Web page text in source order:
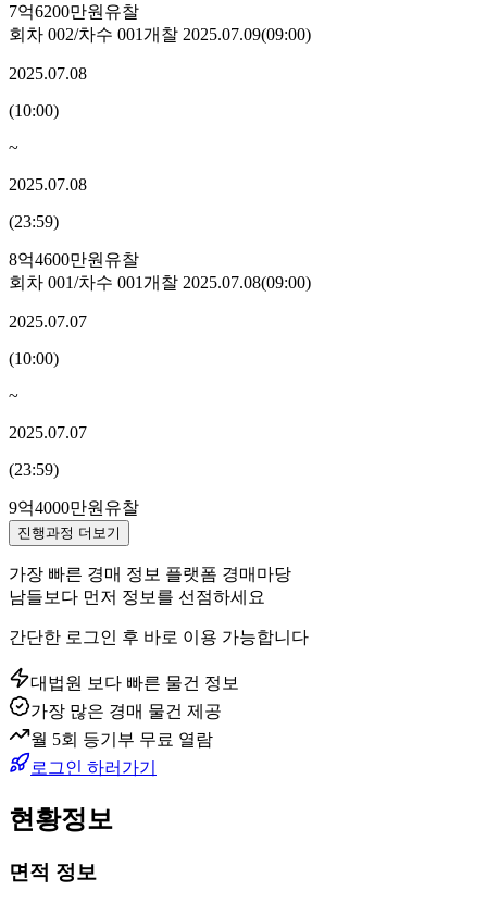
7억6200만원 유찰
회차 002/차수 001개찰 2025.07.09(09:00)
2025.07.08
(10:00)
~
2025.07.08
(23:59)
8억4600만원 유찰
회차 001/차수 001개찰 2025.07.08(09:00)
2025.07.07
(10:00)
~
2025.07.07
(23:59)
9억4000만원 유찰
진행과정 더보기
가장 빠른 경매 정보 플랫폼 경매마당
남들보다 먼저 정보를 선점하세요
간단한 로그인 후 바로 이용 가능합니다
대법원 보다 빠른 물건 정보
가장 많은 경매 물건 제공
월 5회 등기부 무료 열람
로그인 하러가기
현황정보
면적 정보